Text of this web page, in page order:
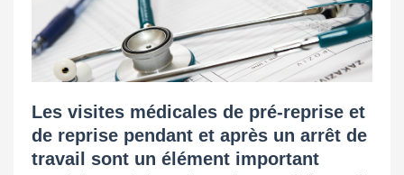
Les visites médicales de pré-reprise et
de reprise pendant et après un arrêt de
travail sont un élément important